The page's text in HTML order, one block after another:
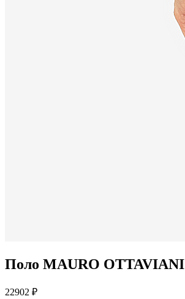
Поло MAURO OTTAVIANI
22902 ₽